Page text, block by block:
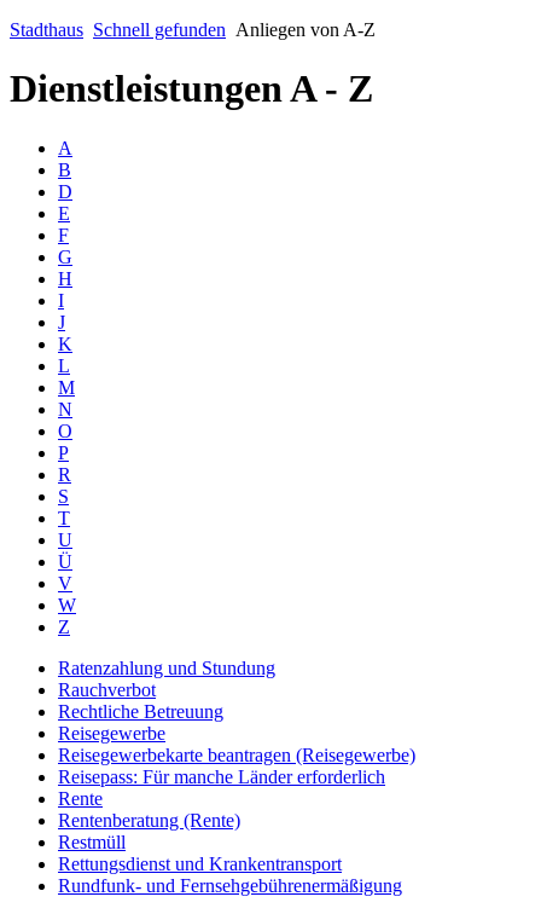
Stadthaus Schnell gefunden Anliegen von A-Z
Dienstleistungen A - Z
A
B
D
E
F
G
H
I
J
K
L
M
N
O
P
R
S
T
U
Ü
V
W
Z
Ratenzahlung und Stundung
Rauchverbot
Rechtliche Betreuung
Reisegewerbe
Reisegewerbekarte beantragen (Reisegewerbe)
Reisepass: Für manche Länder erforderlich
Rente
Rentenberatung (Rente)
Restmüll
Rettungsdienst und Krankentransport
Rundfunk- und Fernsehgebührenermäßigung